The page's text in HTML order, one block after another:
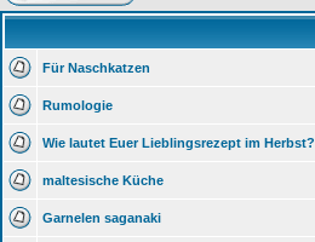
Für Naschkatzen
Rumologie
Wie lautet Euer Lieblingsrezept im Herbst?
maltesische Küche
Garnelen saganaki